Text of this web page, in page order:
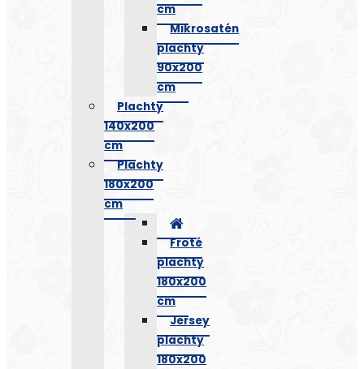
cm
Mikrosatén
plachty
90x200
cm
Plachty
140x200
cm
Plachty
180x200
cm
Froté
plachty
180x200
cm
Jersey
plachty
180x200